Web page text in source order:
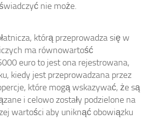
nie może.
którą przeprowadza się w
ma równowartość
euro to jest ona rejestrowana,
kiedy jest przeprowadzana przez
które mogą wskazywać, że są
i celowo zostały podzielone na
wartości aby uniknąć obowiązku